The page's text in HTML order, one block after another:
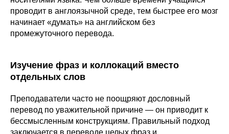
проводит в англоязычной среде, тем быстрее его мозг
начинает «думать» на английском без
промежуточного перевода.
Изучение фраз и коллокаций вместо
отдельных слов
Преподаватели часто не поощряют дословный
перевод по уважительной причине — он приводит к
бессмысленным конструкциям. Правильный подход
заключается в переводе целых фраз и